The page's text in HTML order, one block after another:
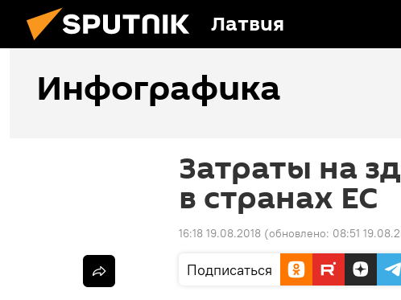
Латвия
Инфографика
Затраты на
в странах ЕС
16:18 19.08.2018 (обновлено: 08:51
Подписаться